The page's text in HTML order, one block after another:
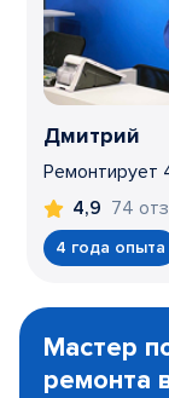
Дмитрий
Ремонтирует
4,9 74
4 года опыта
1
Мастер
ремонта